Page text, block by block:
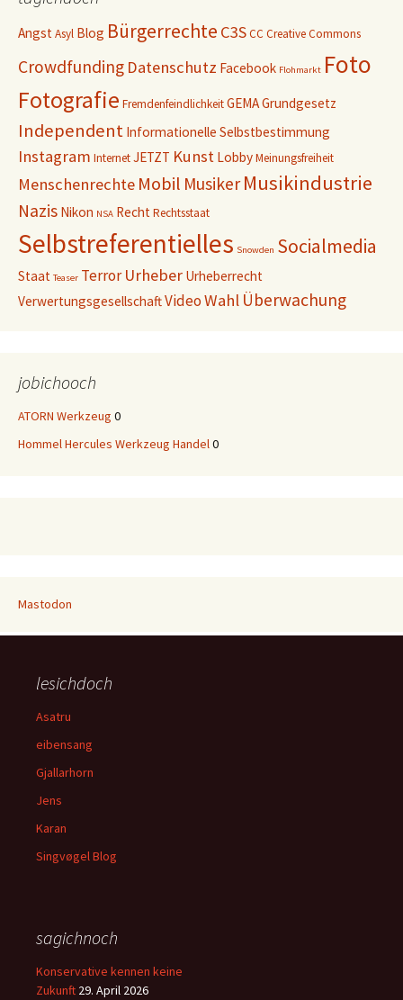
AngstAsyl Blog Bürgerrechte C3SCC Creative Commons
Crowdfunding Datenschutz Facebook Flohmarkt Foto
Fotografie FremdenfeindlichkeitGEMAGrundgesetz
Independent Informationelle Selbstbestimmung
Instagram InternetJETZT Kunst LobbyMeinungsfreiheit
Menschenrechte Mobil Musiker Musikindustrie
Nazis Nikon NSA RechtRechtsstaat
Selbstreferentielles Snowden Socialmedia
Staat Teaser Terror Urheber Urheberrecht
VerwertungsgesellschaftVideoWahl Überwachung
jobichooch
ATORN Werkzeug 0
Hommel Hercules Werkzeug Handel0
Mastodon
lesichdoch
Asatru
eibensang
Gjallarhorn
Jens
Karan
Singvøgel Blog
sagichnoch
Konservative kennen keine
Zukunft 29. April 2026